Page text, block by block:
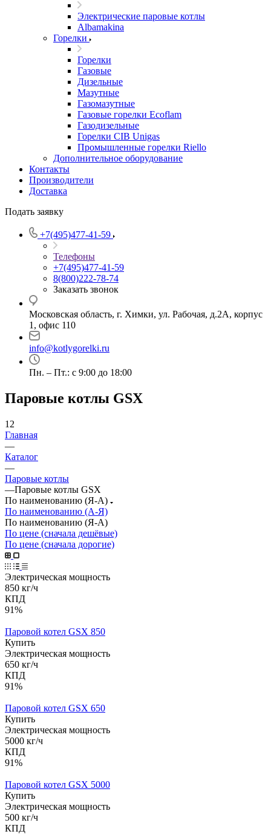
Электрические паровые котлы
Albamakina
Горелки
Горелки
Газовые
Дизельные
Мазутные
Газомазутные
Газовые горелки Ecoflam
Газодизельные
Горелки CIB Unigas
Промышленные горелки Riello
Дополнительное оборудование
Контакты
Производители
Доставка
Подать заявку
+7(495)477-41-59
Телефоны
+7(495)477-41-59
8(800)222-78-74
Заказать звонок
Московская область, г. Химки, ул. Рабочая, д.2А, корпус
1, офис 110
info@kotlygorelki.ru
Пн. – Пт.: с 9:00 до 18:00
Паровые котлы GSX
12
Главная
—
Каталог
—
Паровые котлы
—Паровые котлы GSX
По наименованию (Я-А)
По наименованию (А-Я)
По наименованию (Я-А)
По цене (сначала дешёвые)
По цене (сначала дорогие)
Электрическая мощность
850 кг/ч
КПД
91%
Паровой котел GSX 850
Купить
Электрическая мощность
650 кг/ч
КПД
91%
Паровой котел GSX 650
Купить
Электрическая мощность
5000 кг/ч
КПД
91%
Паровой котел GSX 5000
Купить
Электрическая мощность
500 кг/ч
КПД